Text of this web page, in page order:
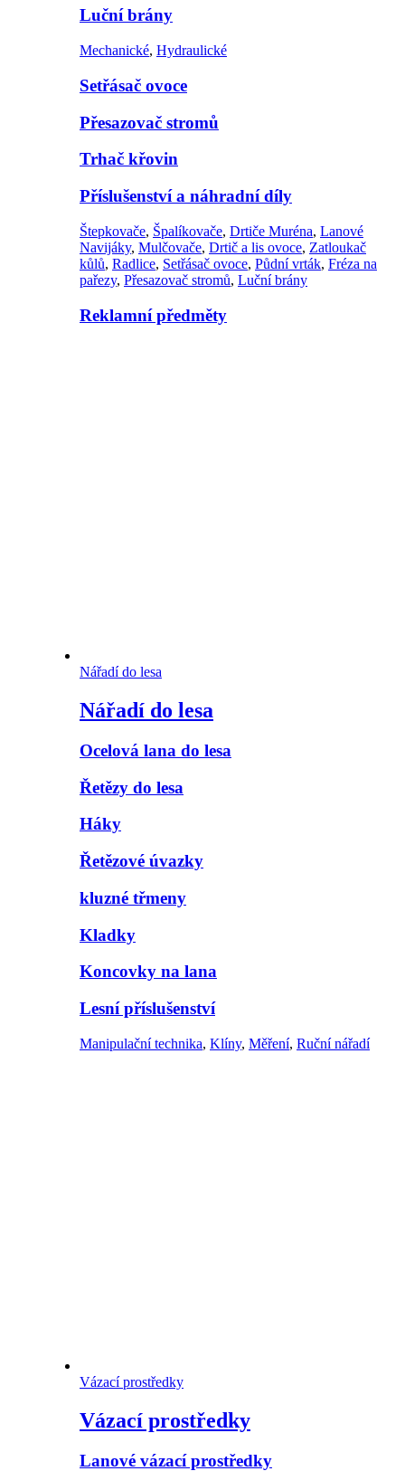
Luční brány
Mechanické, Hydraulické
Setřásač ovoce
Přesazovač stromů
Trhač křovin
Příslušenství a náhradní díly
Štepkovače, Špalíkovače, Drtiče Muréna, Lanové
Navijáky, Mulčovače, Drtič a lis ovoce, Zatloukač
kůlů, Radlice, Setřásač ovoce, Půdní vrták, Fréza na
pařezy, Přesazovač stromů, Luční brány
Reklamní předměty
Nářadí do lesa
Nářadí do lesa
Ocelová lana do lesa
Řetězy do lesa
Háky
Řetězové úvazky
kluzné třmeny
Kladky
Koncovky na lana
Lesní příslušenství
Manipulační technika, Klíny, Měření, Ruční nářadí
Vázací prostředky
Vázací prostředky
Lanové vázací prostředky